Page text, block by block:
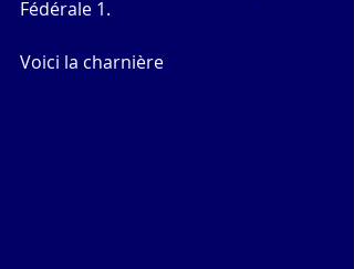
Fédérale 1.
Voici la charnière